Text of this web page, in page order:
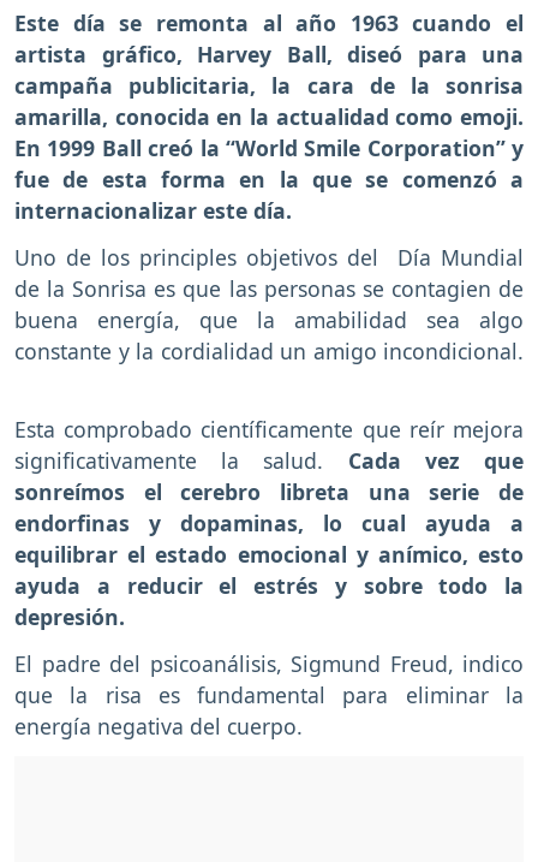
Este día se remonta al año 1963 cuando el
artista gráfico, Harvey Ball, diseó para una
campaña publicitaria, la cara de la sonrisa
amarilla, conocida en la actualidad como emoji.
En 1999 Ball creó la “World Smile Corporation” y
fue de esta forma en la que se comenzó a
internacionalizar este día.
Uno de los principles objetivos del Día Mundial
de la Sonrisa es que las personas se contagien de
buena energía, que la amabilidad sea algo
constante y la cordialidad un amigo incondicional.
Esta comprobado científicamente que reír mejora
significativamente la salud. Cada vez que
sonreímos el cerebro libreta una serie de
endorfinas y dopaminas, lo cual ayuda a
equilibrar el estado emocional y anímico, esto
ayuda a reducir el estrés y sobre todo la
depresión.
El padre del psicoanálisis, Sigmund Freud, indico
que la risa es fundamental para eliminar la
energía negativa del cuerpo.